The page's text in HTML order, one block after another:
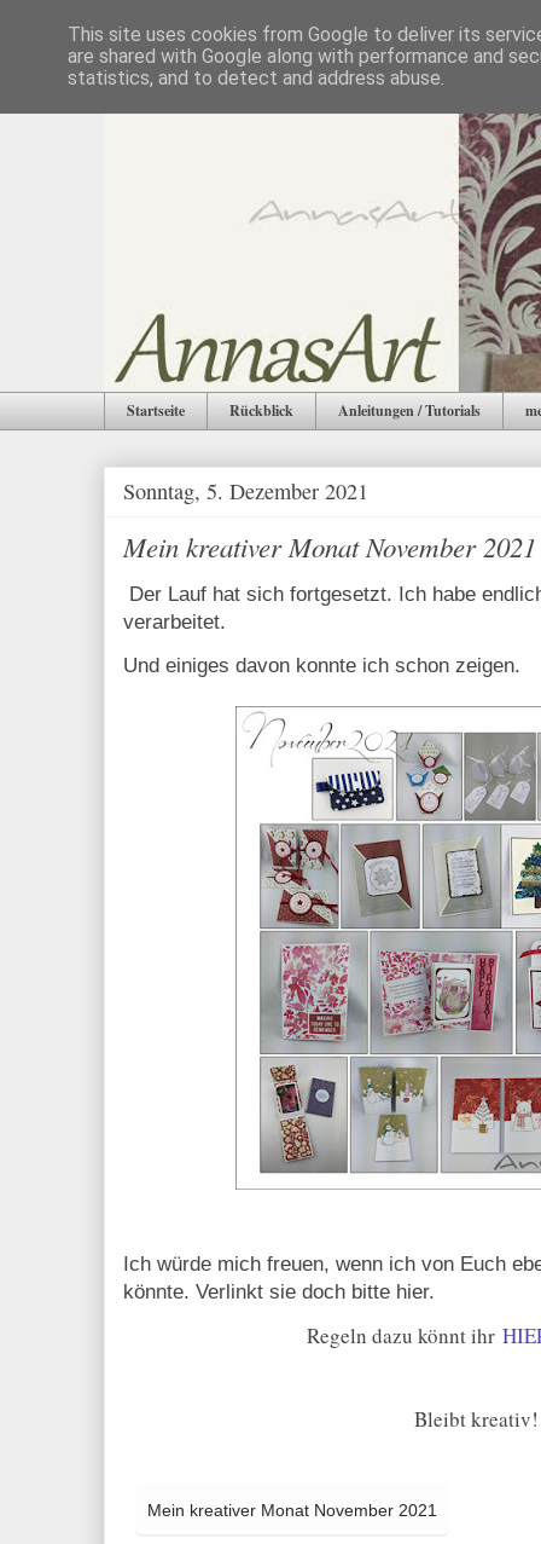
Startseite Rückblick Anleitungen / Tutorials
Sonntag, 5. Dezember 2021
Mein kreativer Monat November 2021
Der Lauf hat sich fortgesetzt. Ich habe
verarbeitet.
Und einiges davon konnte ich schon zeigen.
Ich würde mich freuen, wenn ich von Euch
könnte. Verlinkt sie doch bitte hier.
Regeln dazu könnt ihr
Bleibt kreativ!
This site uses cookies from Google to deliver its
are shared with Google along with performance and
statistics, and to detect and address abuse.